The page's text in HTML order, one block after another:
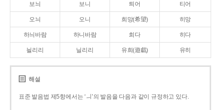
보늬 보니 틔어 티어
오늬 오니 희망(希望) 히망
하늬바람 하니바람 희다 히다
늴리리 닐리리 유희(遊戱) 유히
해설
표준 발음법 제5항에서는 ‘ㅢ’의 발음을 다음과 같이 규정하고 있다.